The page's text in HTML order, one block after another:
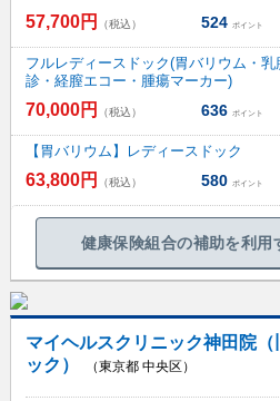
57,700円 （税込） 524 ポイント
フルレディースドック(胃バリウム・
診・経膣エコー・腫瘍マーカー)
70,000円 （税込） 636 ポイント
【胃バリウム】レディースドック
63,800円 （税込） 580 ポイント
健康保険組合の補助を利用
マイヘルスクリニック神田院
ック）
（東京都 中央区）